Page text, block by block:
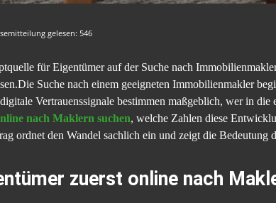
gelesen: 546
für Eigentümer auf der Suche nach
Suche nach einem geeigneten Immobilienmakler
Vertrauenssignale bestimmen maßgeblich, wer in
nach Maklern suchen, welche Zahlen diese
ordnet den Wandel sachlich ein und zeigt die Bedeutung
zuerst online nach